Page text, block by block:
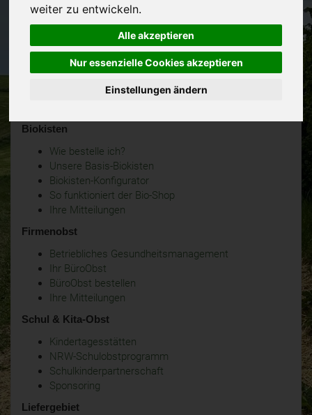
weiter zu entwickeln.
Alle akzeptieren
Nur essenzielle Cookies akzeptieren
Einstellungen ändern
Biokisten
Wie bestelle ich?
Unsere Basis-Biokisten
Biokisten-Konfigurator
So funktioniert der Bio-Shop
Ihre Mitteilungen
Firmenobst
Betriebliches Gesundheitsmanagement
Ihr BüroObst
BüroObst bestellen
Ihre Mitteilungen
Schul & Kita-Obst
Kindertagesstätten
NRW-Schulobstprogramm
Schulkinderpartnerschaft
Sponsoring
Liefergebiet